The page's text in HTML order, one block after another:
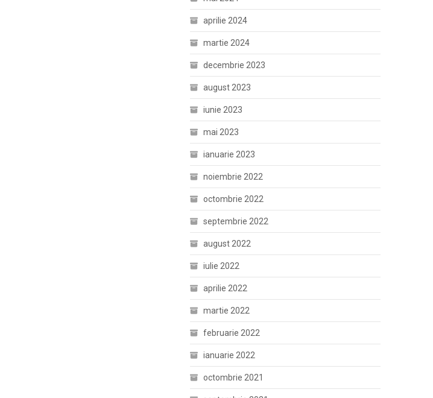
aprilie 2024
martie 2024
decembrie 2023
august 2023
iunie 2023
mai 2023
ianuarie 2023
noiembrie 2022
octombrie 2022
septembrie 2022
august 2022
iulie 2022
aprilie 2022
martie 2022
februarie 2022
ianuarie 2022
octombrie 2021